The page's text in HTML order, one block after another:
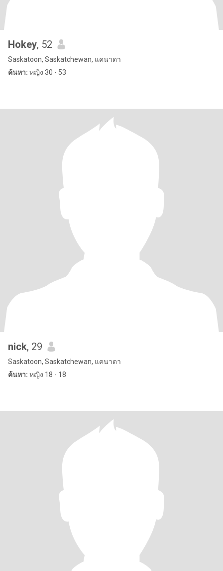
Hokey, 52
Saskatoon, Saskatchewan, แคนาดา
ค้นหา: หญิง 30 - 53
nick, 29
Saskatoon, Saskatchewan, แคนาดา
ค้นหา: หญิง 18 - 18